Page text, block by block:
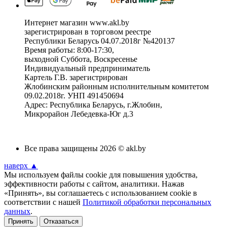
Интернет магазин www.akl.by
зарегистрирован в торговом реестре
Республики Беларусь 04.07.2018г №420137
Время работы: 8:00-17:30,
выходной Суббота, Воскресенье
Индивидуальный предприниматель
Картель Г.В. зарегистрирован
Жлобинским районным исполнительным комитетом
09.02.2018г. УНП 491450694
Адрес: Республика Беларусь, г.Жлобин,
Микрорайон Лебедевка-Юг д.3
Все права защищены 2026 © akl.by
наверх ▲
Мы используем файлы cookie для повышения удобства,
эффективности работы с сайтом, аналитики. Нажав
«Принять», вы соглашаетесь с использованием cookie в
соответствии с нашей Политикой обработки персональных
данных.
Принять Отказаться